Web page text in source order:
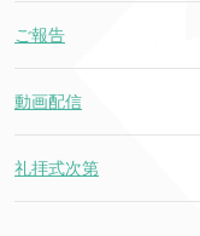
ご報告
動画配信
礼拝式次第